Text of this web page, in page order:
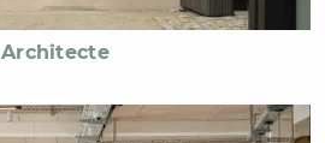
Architecte